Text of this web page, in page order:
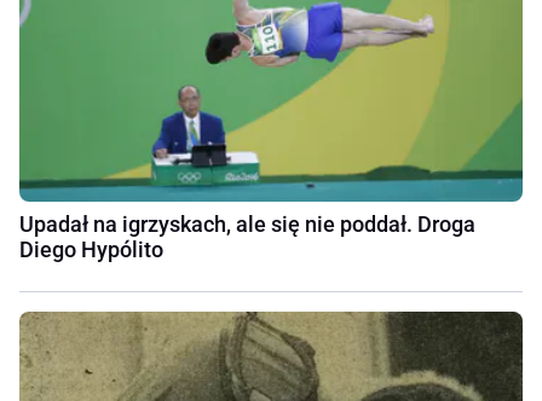
Upadał na igrzyskach, ale się nie poddał. Droga
Diego Hypólito